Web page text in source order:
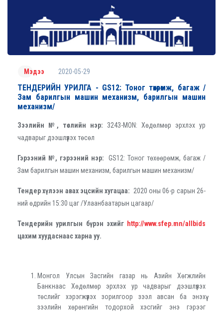
Мэдээ 2020-05-29
ТЕНДЕРИЙН УРИЛГА - GS12: Тоног төхөөрөмж, багаж /
Зам барилгын машин механизм, барилгын машин
механизм/
Зээлийн №, төслийн нэр: 3243-MON: Хөдөлмөр эрхлэх ур
чадварыг дээшлүүлэх төсөл
Гэрээний №, гэрээний нэр: GS12: Тоног төхөөрөмж, багаж /
Зам барилгын машин механизм, барилгын машин механизм/
Тендер хүлээн авах эцсийн хугацаа: 2020 оны 06-р сарын 26-
ний өдрийн 15:30 цаг /Улаанбаатарын цагаар/
Тендерийн урилгын бүрэн эхийг http://www.sfep.mn/allbids
цахим хуудаснаас харна уу.
Монгол Улсын Засгийн газар нь Азийн Хөгжлийн
Банкнаас Хөдөлмөр эрхлэх ур чадварыг дээшлүүлэх
төслийг хэрэгжүүлэх зорилгоор зээл авсан ба энэхүү
зээлийн хөрөнгийн тодорхой хэсгийг энэ гэрээг